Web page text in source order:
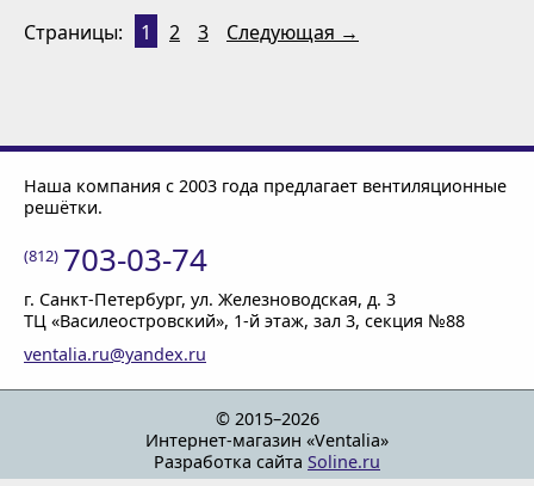
Страницы: 1 2 3 Следующая →
Наша компания с 2003 года предлагает вентиляционные
решётки.
(812) 703-03-74
г. Санкт-Петербург, ул. Железноводская, д. 3
ТЦ «Василеостровский», 1-й этаж, зал 3, секция №88
ventalia.ru@yandex.ru
© 2015–2026
Интернет-магазин «Ventalia»
Разработка сайта Soline.ru